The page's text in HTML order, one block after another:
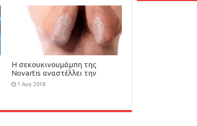
H σεκουκινουμάμπη της
Novartis αναστέλλει την
εξέλιξη της δομικής βλάβης
των αρθρώσεων στην
1 Αυγ 2018